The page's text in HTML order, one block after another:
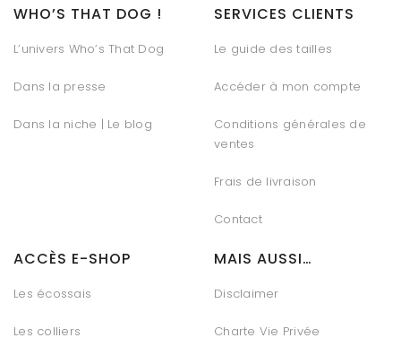
WHO’S THAT DOG !
L’univers Who’s That Dog
Dans la presse
Dans la niche | Le blog
SERVICES CLIENTS
Le guide des tailles
Accéder à mon compte
Conditions générales de
ventes
Frais de livraison
Contact
ACCÈS E-SHOP
Les écossais
Les colliers
MAIS AUSSI…
Disclaimer
Charte Vie Privée